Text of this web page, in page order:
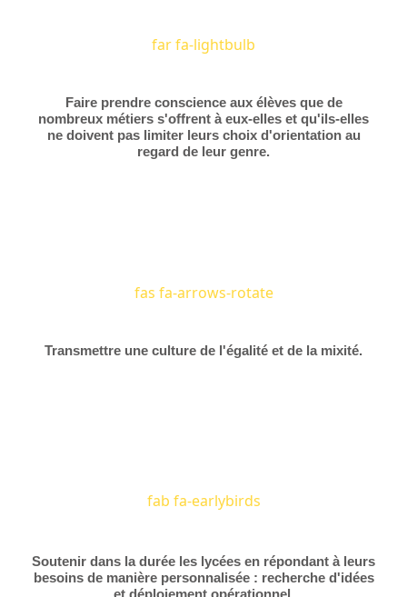
far fa-lightbulb
Faire prendre conscience aux élèves que de
nombreux métiers s'offrent à eux-elles et qu'ils-elles
ne doivent pas limiter leurs choix d'orientation au
regard de leur genre.
fas fa-arrows-rotate
Transmettre une culture de l'égalité et de la mixité.
fab fa-earlybirds
Soutenir dans la durée les lycées en répondant à leurs
besoins de manière personnalisée : recherche d'idées